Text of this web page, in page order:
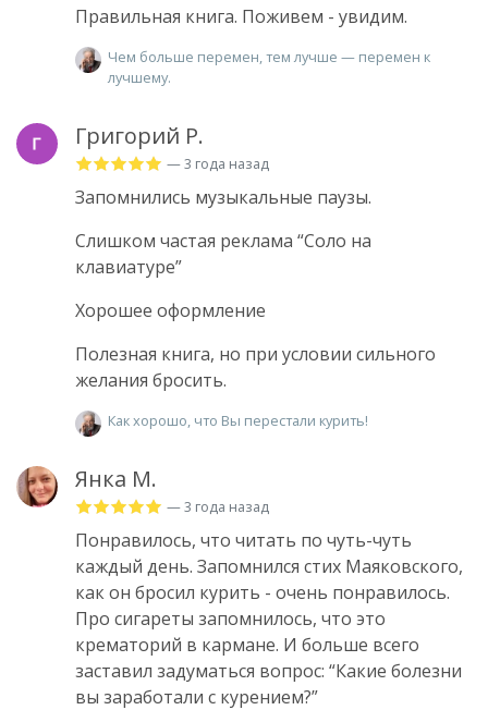
Правильная книга. Поживем - увидим.
Чем больше перемен, тем лучше — перемен к
лучшему.
Григорий Р.
— 3 года назад
Запомнились музыкальные паузы.
Слишком частая реклама “Соло на
клавиатуре”
Хорошее оформление
Полезная книга, но при условии сильного
желания бросить.
Как хорошо, что Вы перестали курить!
Янка М.
— 3 года назад
Понравилось, что читать по чуть-чуть
каждый день. Запомнился стих Маяковского,
как он бросил курить - очень понравилось.
Про сигареты запомнилось, что это
крематорий в кармане. И больше всего
заставил задуматься вопрос: “Какие болезни
вы заработали с курением?”